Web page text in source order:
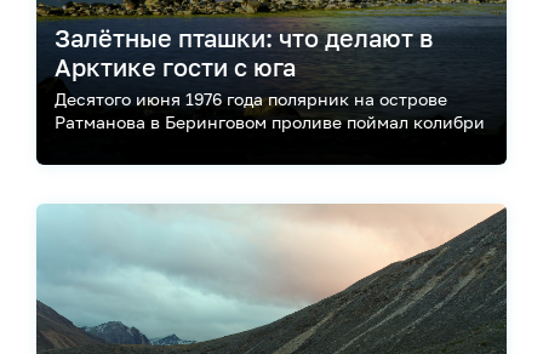
Залётные пташки: что делают в
Арктике гости с юга
Десятого июня 1976 года полярник на острове
Ратманова в Беринговом проливе поймал колибри